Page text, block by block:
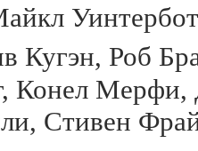
Кугэн, Роб
Конел
Стивен